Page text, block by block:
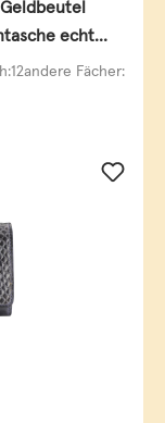
echt
Fächer: